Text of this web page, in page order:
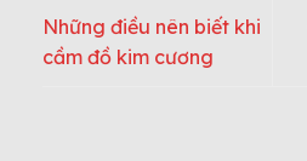
Những điều nên biết khi
cầm đồ kim cương